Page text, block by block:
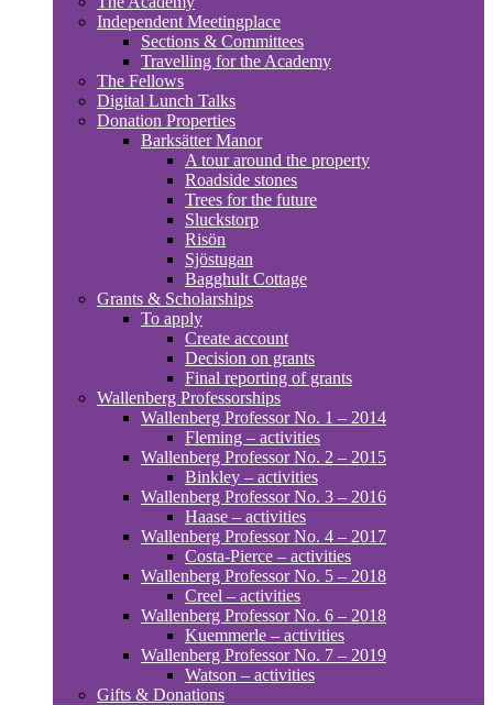
Independent Meetingplace
Sections & Committees
Travelling for the Academy
The Fellows
Digital Lunch Talks
Donation Properties
Barksätter Manor
A tour around the property
Roadside stones
Trees for the future
Sluckstorp
Risön
Sjöstugan
Bagghult Cottage
Grants & Scholarships
To apply
Create account
Decision on grants
Final reporting of grants
Wallenberg Professorships
Wallenberg Professor No. 1 – 2014
Fleming – activities
Wallenberg Professor No. 2 – 2015
Binkley – activities
Wallenberg Professor No. 3 – 2016
Haase – activities
Wallenberg Professor No. 4 – 2017
Costa-Pierce – activities
Wallenberg Professor No. 5 – 2018
Creel – activities
Wallenberg Professor No. 6 – 2018
Kuemmerle – activities
Wallenberg Professor No. 7 – 2019
Watson – activities
Gifts & Donations